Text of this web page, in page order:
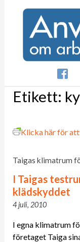

Etikett:
Klicka här för
Taigas klimatrum
I Taigas
klädskyddet
4 juli, 2010
I egna klimatrum
företaget Taiga